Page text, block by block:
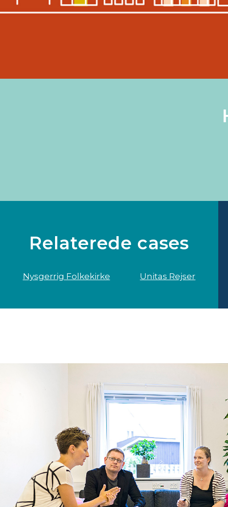
Relaterede cases
Nysgerrig Folkekirke Unitas Rejser